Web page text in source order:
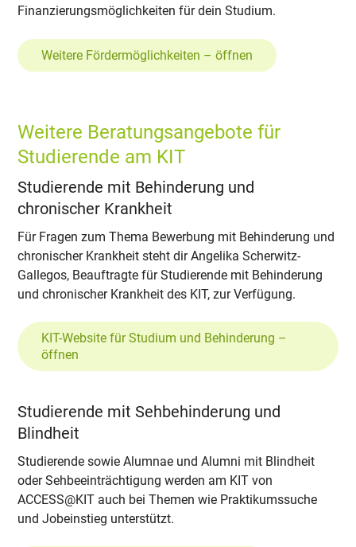
Finanzierungsmöglichkeiten für dein Studium.
Weitere Fördermöglichkeiten – öffnen
Weitere Beratungsangebote für
Studierende am KIT
Studierende mit Behinderung und
chronischer Krankheit
Für Fragen zum Thema Bewerbung mit Behinderung und
chronischer Krankheit steht dir Angelika Scherwitz-
Gallegos, Beauftragte für Studierende mit Behinderung
und chronischer Krankheit des KIT, zur Verfügung.
KIT-Website für Studium und Behinderung –
öffnen
Studierende mit Sehbehinderung und
Blindheit
Studierende sowie Alumnae und Alumni mit Blindheit
oder Sehbeeinträchtigung werden am KIT von
ACCESS@KIT auch bei Themen wie Praktikumssuche
und Jobeinstieg unterstützt.